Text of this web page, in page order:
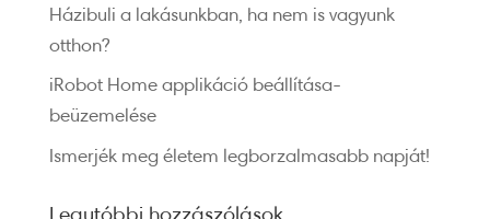
Házibuli a lakásunkban, ha nem is vagyunk
otthon?
iRobot Home applikáció beállítása-
beüzemelése
Ismerjék meg életem legborzalmasabb napját!